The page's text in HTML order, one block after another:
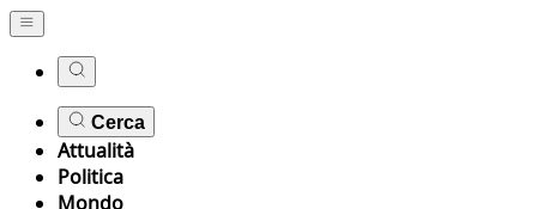
Cerca
Attualità
Politica
Mondo